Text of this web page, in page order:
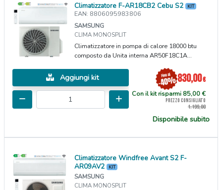
Climatizzatore F-AR18CB2 Cebu S2 KIT
EAN: 8806095983806
SAMSUNG
CLIMA MONOSPLIT
Climatizzatore in pompa di calore 18000 btu
composto da Unita interna AR50F18C1A...
Aggiungi kit 830,00€
Con il kit risparmi 85,00 €
PREZZO CONSIGLIATO
1.199,00
Disponibile subito
Climatizzatore Windfree Avant S2 F-
AR09AV2 KIT
SAMSUNG
CLIMA MONOSPLIT